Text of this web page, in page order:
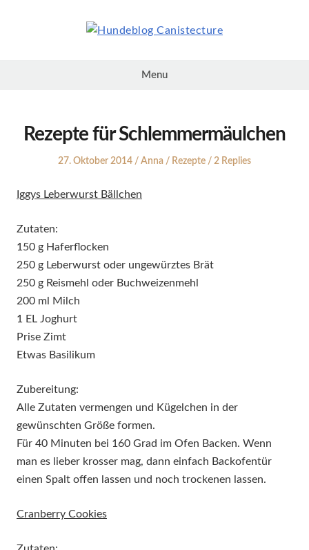
Menu
Rezepte für Schlemmermäulchen
Posted
27. Oktober 2014 Author
Anna
Posted
Rezepte 2 Replies
Iggys Leberwurst Bällchen
Zutaten:
150 g Haferflocken
250 g Leberwurst oder ungewürztes Brät
250 g Reismehl oder Buchweizenmehl
200 ml Milch
1 EL Joghurt
Prise Zimt
Etwas Basilikum
Zubereitung:
Alle Zutaten vermengen und Kügelchen in der
gewünschten Größe formen.
Für 40 Minuten bei 160 Grad im Ofen Backen. Wenn
man es lieber krosser mag, dann einfach Backofentür
einen Spalt offen lassen und noch trockenen lassen.
Cranberry Cookies